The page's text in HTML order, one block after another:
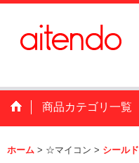
商品カテゴリ一覧
ホーム > ☆マイコン > シールド